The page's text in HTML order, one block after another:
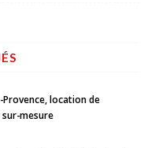
Provence, location de
mesure